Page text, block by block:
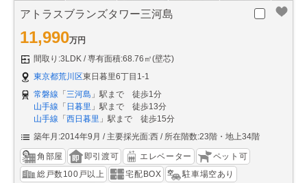
アトラスブランズタワー三河島
11,990万円
間取り:3LDK
専有面積:68.76㎡(壁芯)
東京都荒川区東日暮里6丁目1-1
常磐線 「 三河島 」駅まで 徒歩1分
山手線 「 日暮里 」駅まで 徒歩13分
山手線 「 西日暮里 」駅まで 徒歩15分
築年月:2014年9月
主要採光面:西 所在階数:23階・地上34階
角部屋 即引渡可 エレベーター
ペット可
総戸数100戸以上
宅配BOX
駐車場空あり